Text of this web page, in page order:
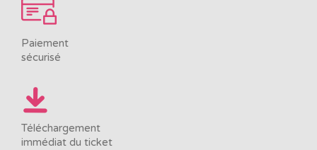
Paiement
sécurisé
Téléchargement
immédiat du ticket